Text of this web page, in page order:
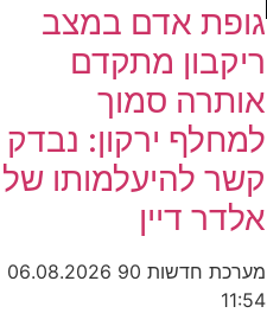
גופת אדם במצב
ריקבון מתקדם
אותרה סמוך
למחלף ירקון: נבדק
קשר להיעלמותו של
אלדר דיין
מערכת חדשות 90
06.08.2026
11:54